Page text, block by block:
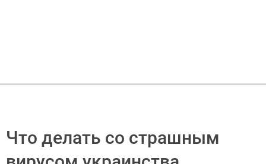
Что делать со страшным